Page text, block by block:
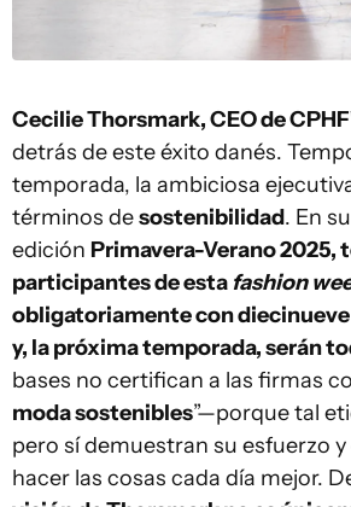
Cecilie Thorsmark, CEO de
detrás de este éxito danés.
temporada, la ambiciosa
términos desostenibilidad. En
edición Primavera-Verano 2025,
participantes de esta fashion
obligatoriamente con
y, la próxima temporada, serán
bases no certifican a las firmas
moda sostenibles”—porque tal
pero sí demuestran su esfuerzo
hacer las cosas cada día mejor.